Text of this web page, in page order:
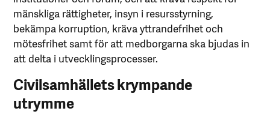
mänskliga rättigheter, insyn i resursstyrning,
bekämpa korruption, kräva yttrandefrihet och
mötesfrihet samt för att medborgarna ska bjudas in
att delta i utvecklingsprocesser.
Civilsamhällets krympande
utrymme